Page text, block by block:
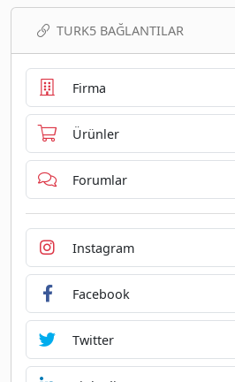
TURK5 BAĞLANTILAR
Firma
Ürünler
Forumlar
Instagram
Facebook
Twitter